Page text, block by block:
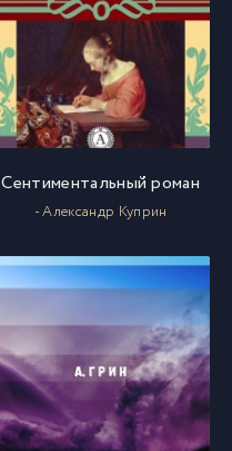
Сентиментальный роман
- Александр Куприн